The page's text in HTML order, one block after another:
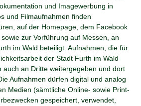
und Imagewerbung in
und Filmaufnahmen finden
auf der Homepage, dem Facebook
zur Vorführung auf Messen, an
im Wald beteiligt. Aufnahmen, die für
der Stadt Furth im Wald
auch an Dritte weitergegeben und dort
Aufnahmen dürfen digital und analog
Medien (sämtliche Online- sowie Print-
gespeichert, verwendet,